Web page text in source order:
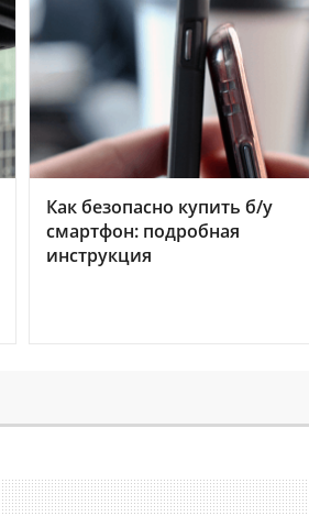
Как безопасно купить б/у
смартфон: подробная
инструкция